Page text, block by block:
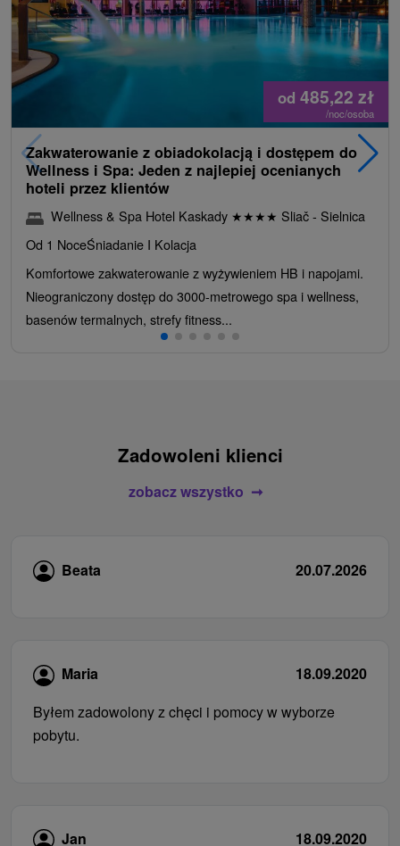
od 485,22 zł
/noc/osoba
Zakwaterowanie z obiadokolacją i dostępem do
Wellness i Spa: Jeden z najlepiej ocenianych
hoteli przez klientów
Wellness & Spa Hotel Kaskady ★★★★ Sliač - Sielnica
Od 1 NoceŚniadanie I Kolacja
Komfortowe zakwaterowanie z wyżywieniem HB i napojami.
Nieograniczony dostęp do 3000-metrowego spa i wellness,
basenów termalnych, strefy fitness...
Zadowoleni klienci
zobacz wszystko
Beata 20.07.2026
Maria
18.09.2020
Byłem zadowolony z chęci i pomocy w wyborze
pobytu.
Jan
18.09.2020